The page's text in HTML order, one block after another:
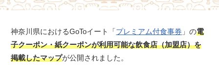
神奈川県におけるGoToイート「プレミアム付食事券 」の電
子クーポン・紙クーポンが利用可能な飲食店（加盟店）を
掲載したマップが公開されました。